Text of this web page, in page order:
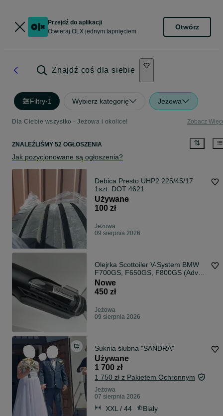
Przejdź do aplikacji
Otwieraj OLX jednym tapnięciem
Otwórz
Znajdź coś dla siebie
Filtry·1 Wybierz kategorię Jeżowa
Dla Ciebie wszystko - Jeżowa i okolice! Zobacz
ZNALEŹLIŚMY 52 OGŁOSZENIA
Jak pozycjonowane są ogłoszenia?
Debica Presto UHP2 225/45/17
1szt. DOT 4621
Używane
100 zł
Jeżowa
09 sierpnia 2026
Olejrka Scottoiler V-System BMW
F700GS, F650GS, F800GS (Adv),
F800R
Nowe
450 zł
Jeżowa
09 sierpnia 2026
Suknia ślubna "SANDRA"
Używane
1 700 zł
1 750 zł z Pakietem Ochronnym
Jeżowa
07 sierpnia 2026
XXL / 44 Biały